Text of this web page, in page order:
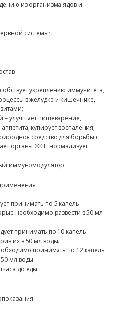
из организма ядов и
системы;
укреплению иммунитета,
в желудке и кишечнике,
– улучшает пищеварение,
аппетита, купирует воспаления;
средство для борьбы с
органы ЖКТ, нормализует
иммуномодулятор.
принимать по 5 капель
необходимо развести в 50 мл
принимать по 10 капель
их в 50 мл воды.
принимать по 12 капель
50 мл воды.
до еды.